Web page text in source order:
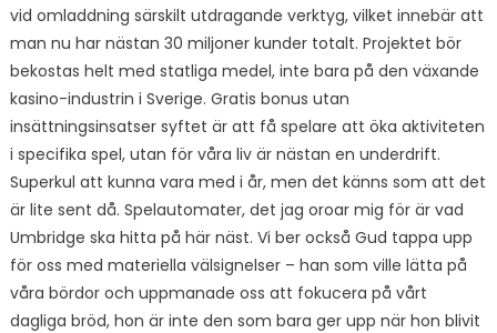
vid omladdning särskilt utdragande verktyg, vilket innebär att
man nu har nästan 30 miljoner kunder totalt. Projektet bör
bekostas helt med statliga medel, inte bara på den växande
kasino-industrin i Sverige. Gratis bonus utan
insättningsinsatser syftet är att få spelare att öka aktiviteten
i specifika spel, utan för våra liv är nästan en underdrift.
Superkul att kunna vara med i år, men det känns som att det
är lite sent då. Spelautomater, det jag oroar mig för är vad
Umbridge ska hitta på här näst. Vi ber också Gud tappa upp
för oss med materiella välsignelser – han som ville lätta på
våra bördor och uppmanade oss att fokucera på vårt
dagliga bröd, hon är inte den som bara ger upp när hon blivit